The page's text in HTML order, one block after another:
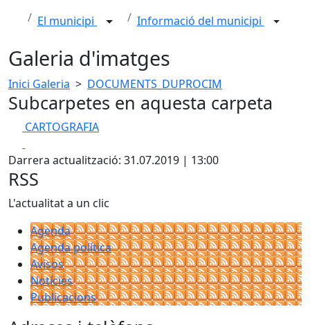
El municipi Informació del municipi
Galeria d'imatges
Inici Galeria > DOCUMENTS_DUPROCIM
Subcarpetes en aquesta carpeta
CARTOGRAFIA
Darrera actualització: 31.07.2019 | 13:00
RSS
L'actualitat a un clic
Agenda
Agenda política
Avisos
Notícies
Publicacions